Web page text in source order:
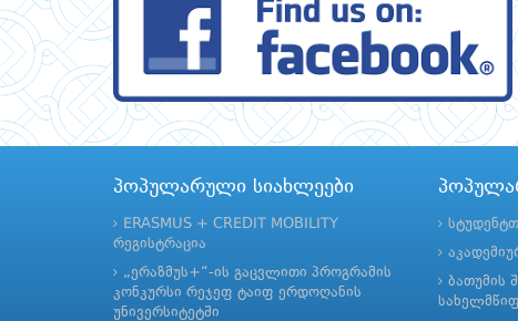
პოპულარული სიახლეები
ERASMUS + CREDIT MOBILITY
რეგისტრაცია
„ერაზმუს+“-ის გაცვლითი პროგრამის
კონკურსი რეჯეფ ტაიფ ერდოღანის
უნივერსიტეტში
ბათუმის